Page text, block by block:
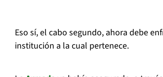
Eso sí, el cabo segundo, ahora debe
institución a la cual pertenece.